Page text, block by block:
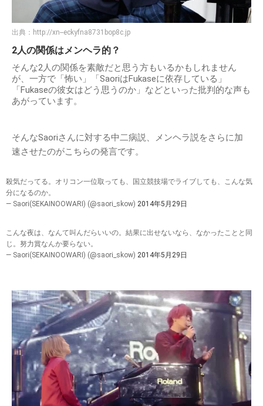
出典： http://xn--eckyfna8731bop8c.jp
2人の関係はメンヘラ的？
そんな2人の関係を素敵だと思う方もいるかもしれません
が、一方で「怖い」「SaoriはFukaseに依存している」
「Fukaseの彼女はどう思うのか」などといった批判的な声も
あがっています。
そんなSaoriさんに対する中二病説、メンヘラ説をさらに加
速させたのがこちらの発言です。
殺気だってる。オリコン一位取っても、国立競技場でライブしても、こんな気
分になるのか。
— Saori(SEKAINOOWARI) (@saori_skow) 2014年5月29日
こんな夜は、なんて叫んだらいいの。結果に出せないなら、なかったことと同
じ。努力賞なんか要らない。
— Saori(SEKAINOOWARI) (@saori_skow) 2014年5月29日